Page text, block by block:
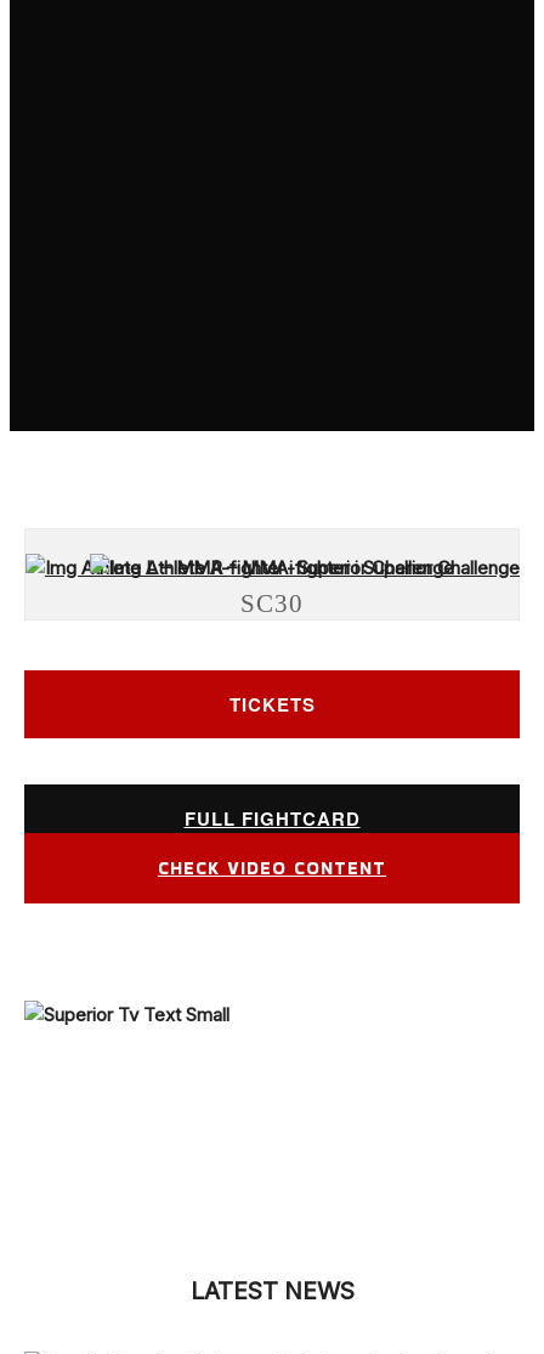
SC30
TICKETS
FULL FIGHTCARD
CHECK VIDEO CONTENT
LATEST NEWS